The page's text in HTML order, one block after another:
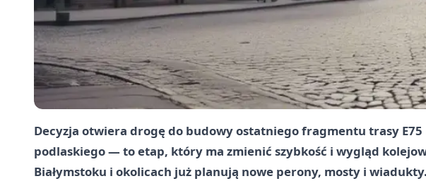
Decyzja otwiera drogę do budowy ostatniego fragmentu trasy
podlaskiego — to etap, który ma zmienić szybkość i wygląd
Białymstoku i okolicach już planują nowe perony, mosty i wiadukty.